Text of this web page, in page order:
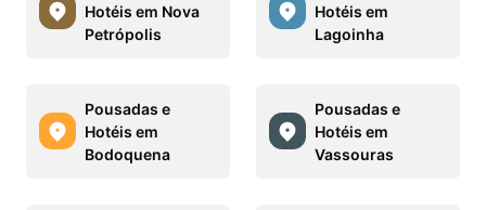
Hotéis em Nova
Petrópolis
Hotéis em
Lagoinha
Pousadas e
Hotéis em
Bodoquena
Pousadas e
Hotéis em
Vassouras